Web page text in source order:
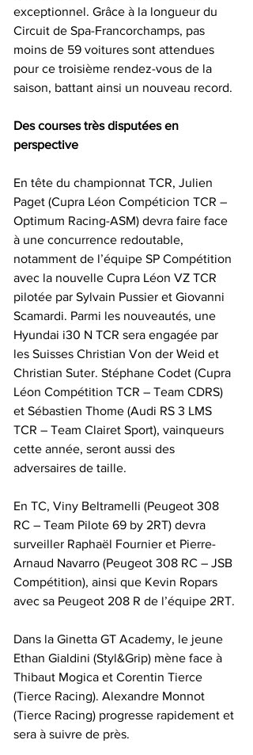
exceptionnel. Grâce à la longueur du
Circuit de Spa-Francorchamps, pas
moins de 59 voitures sont attendues
pour ce troisième rendez-vous de la
saison, battant ainsi un nouveau record.
Des courses très disputées en
perspective
En tête du championnat TCR, Julien
Paget (Cupra Léon Compéticion TCR –
Optimum Racing-ASM) devra faire face
à une concurrence redoutable,
notamment de l’équipe SP Compétition
avec la nouvelle Cupra Léon VZ TCR
pilotée par Sylvain Pussier et Giovanni
Scamardi. Parmi les nouveautés, une
Hyundai i30 N TCR sera engagée par
les Suisses Christian Von der Weid et
Christian Suter. Stéphane Codet (Cupra
Léon Compétition TCR – Team CDRS)
et Sébastien Thome (Audi RS 3 LMS
TCR – Team Clairet Sport), vainqueurs
cette année, seront aussi des
adversaires de taille.
En TC, Viny Beltramelli (Peugeot 308
RC – Team Pilote 69 by 2RT) devra
surveiller Raphaël Fournier et Pierre-
Arnaud Navarro (Peugeot 308 RC – JSB
Compétition), ainsi que Kevin Ropars
avec sa Peugeot 208 R de l’équipe 2RT.
Dans la Ginetta GT Academy, le jeune
Ethan Gialdini (Styl&Grip) mène face à
Thibaut Mogica et Corentin Tierce
(Tierce Racing). Alexandre Monnot
(Tierce Racing) progresse rapidement et
sera à suivre de près.